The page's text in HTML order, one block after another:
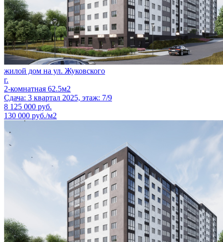
жилой дом на ул. Жуковского
г.
2-комнатная 62.5м2
Сдача: 3 квартал 2025, этаж: 7/9
8 125 000 руб.
130 000 руб./м2